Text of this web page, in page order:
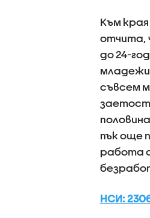
Към
отчита,
до 24-
съвсем
заетост
пък още
работа
НСИ: